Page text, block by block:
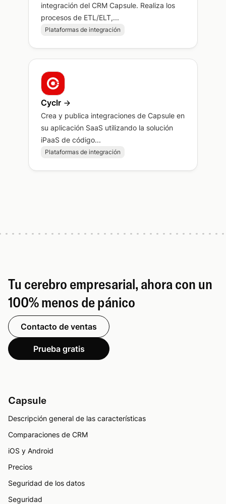
integración del CRM Capsule. Realiza los
procesos de ETL/ELT,...
Plataformas de integración
Cyclr
Crea y publica integraciones de Capsule en
su aplicación SaaS utilizando la solución
iPaaS de código...
Plataformas de integración
Tu cerebro empresarial, ahora con un
100% menos de pánico
Contacto de ventas
Prueba gratis
Capsule
Descripción general de las características
Comparaciones de CRM
iOS y Android
Precios
Seguridad de los datos
Seguridad